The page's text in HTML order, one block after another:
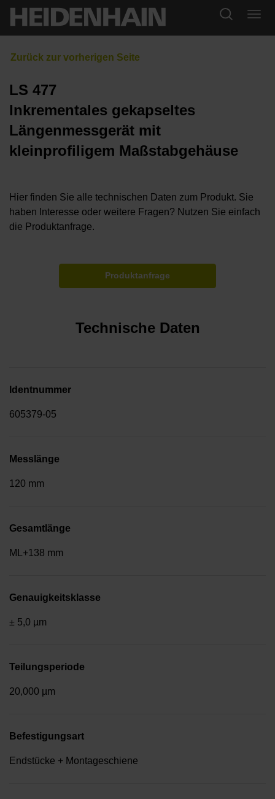
LS 477
Inkrementales gekapseltes
Längenmessgerät mit
kleinprofiligem Maßstabgehäuse
Hier finden Sie alle technischen Daten zum Produkt. Sie
haben Interesse oder weitere Fragen? Nutzen Sie einfach
die Produktanfrage.
Produktanfrage
Technische Daten
Identnummer
605379-05
Messlänge
120 mm
Gesamtlänge
ML+138 mm
Genauigkeitsklasse
± 5,0 µm
Teilungsperiode
20,000 µm
Befestigungsart
Endstücke + Montageschiene